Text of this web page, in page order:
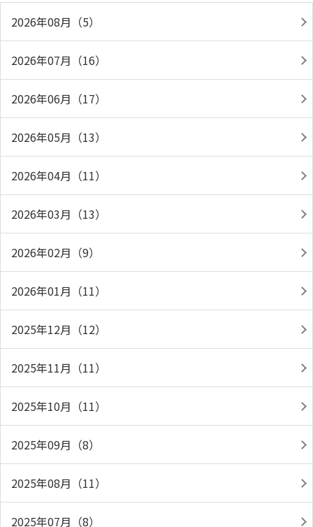
2026年08月（5）
2026年07月（16）
2026年06月（17）
2026年05月（13）
2026年04月（11）
2026年03月（13）
2026年02月（9）
2026年01月（11）
2025年12月（12）
2025年11月（11）
2025年10月（11）
2025年09月（8）
2025年08月（11）
2025年07月（8）